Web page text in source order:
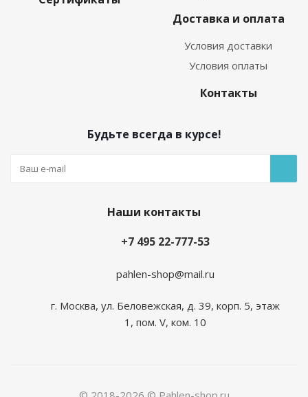
Доставка и оплата
Условия доставки
Условия оплаты
Контакты
Будьте всегда в курсе!
Наши контакты
+7 495 22-777-53
pahlen-shop@mail.ru
г. Москва, ул. Беловежская, д. 39, корп. 5, этаж
1, пом. V, ком. 10